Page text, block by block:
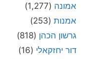
אמונה (1,277)
אמנות (253)
גרשון הכהן (818)
דור יחזקאלי (16)